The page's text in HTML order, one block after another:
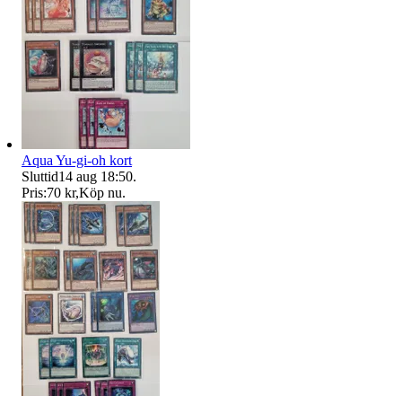
Aqua Yu-gi-oh kort
Sluttid14 aug 18:50.
Pris:70 kr,Köp nu.